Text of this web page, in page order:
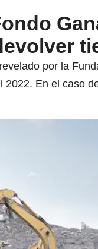
por la
2022. En el caso